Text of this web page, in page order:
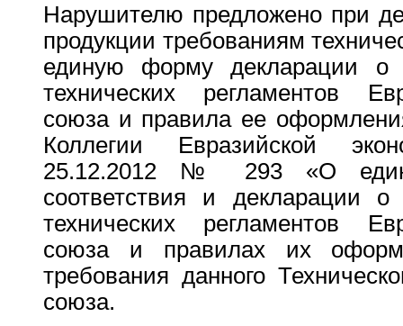
Нарушителю предложено при
продукции требованиям
единую форму декларации о
технических регламентов
союза и правила ее
Коллегии Евразийской
25.12.2012 № 293 «О
соответствия и декларации о
технических регламентов
союза и правилах их
требования данного
союза.